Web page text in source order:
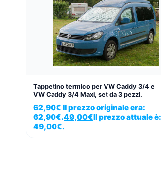
Tappetino termico per VW Caddy 3/4 e
VW Caddy 3/4 Maxi, set da 3 pezzi.
62,90€Il prezzo originale era:
62,90€.49,00€Il prezzo attuale è:
49,00€.